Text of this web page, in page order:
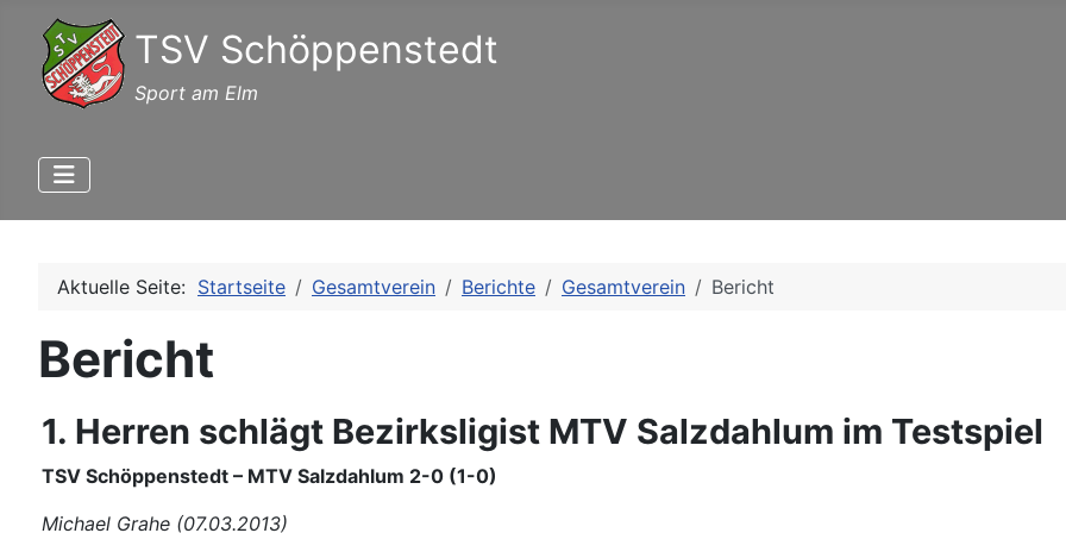
TSV Schöppenstedt
Sport am Elm
Aktuelle Seite: Startseite Gesamtverein Berichte Gesamtverein Bericht
Bericht
1. Herren schlägt Bezirksligist MTV Salzdahlum im Testspiel
TSV Schöppenstedt – MTV Salzdahlum 2-0 (1-0)
Michael Grahe (07.03.2013)